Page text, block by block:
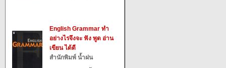
English Grammar ทำ
อย่างไรจึงจะ ฟัง พูด อ่าน
เขียน ได้ดี
สำนักพิมพ์ น้ำฝน